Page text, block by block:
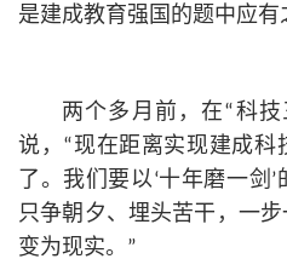
是建成教育强国的题中应有
两个多月前，在“科
说，“现在距离实现建成科
了。我们要以‘十年磨一剑
只争朝夕、埋头苦干，一
变为现实。”